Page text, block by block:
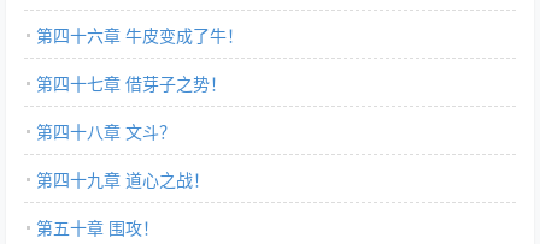
第四十六章 牛皮变成了牛！
第四十七章 借芽子之势！
第四十八章 文斗？
第四十九章 道心之战！
第五十章 围攻！